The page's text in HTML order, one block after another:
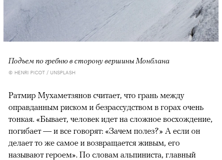
Подъем по гребню в сторону вершины Монблана
© HENRI PICOT / UNSPLASH
Ратмир Мухаметзянов считает, что грань между
оправданным риском и безрассудством в горах очень
тонкая. «Бывает, человек идет на сложное восхождение,
погибает — и все говорят: «Зачем полез?» А если он
делает то же самое и возвращается живым, его
называют героем». По словам альпиниста, главный